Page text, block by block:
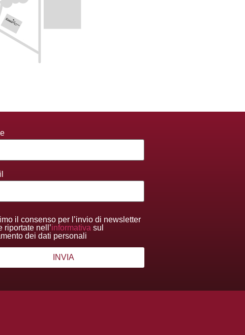
il consenso per l’invio di newsletter
riportate nell’informativa sul
dei dati personali